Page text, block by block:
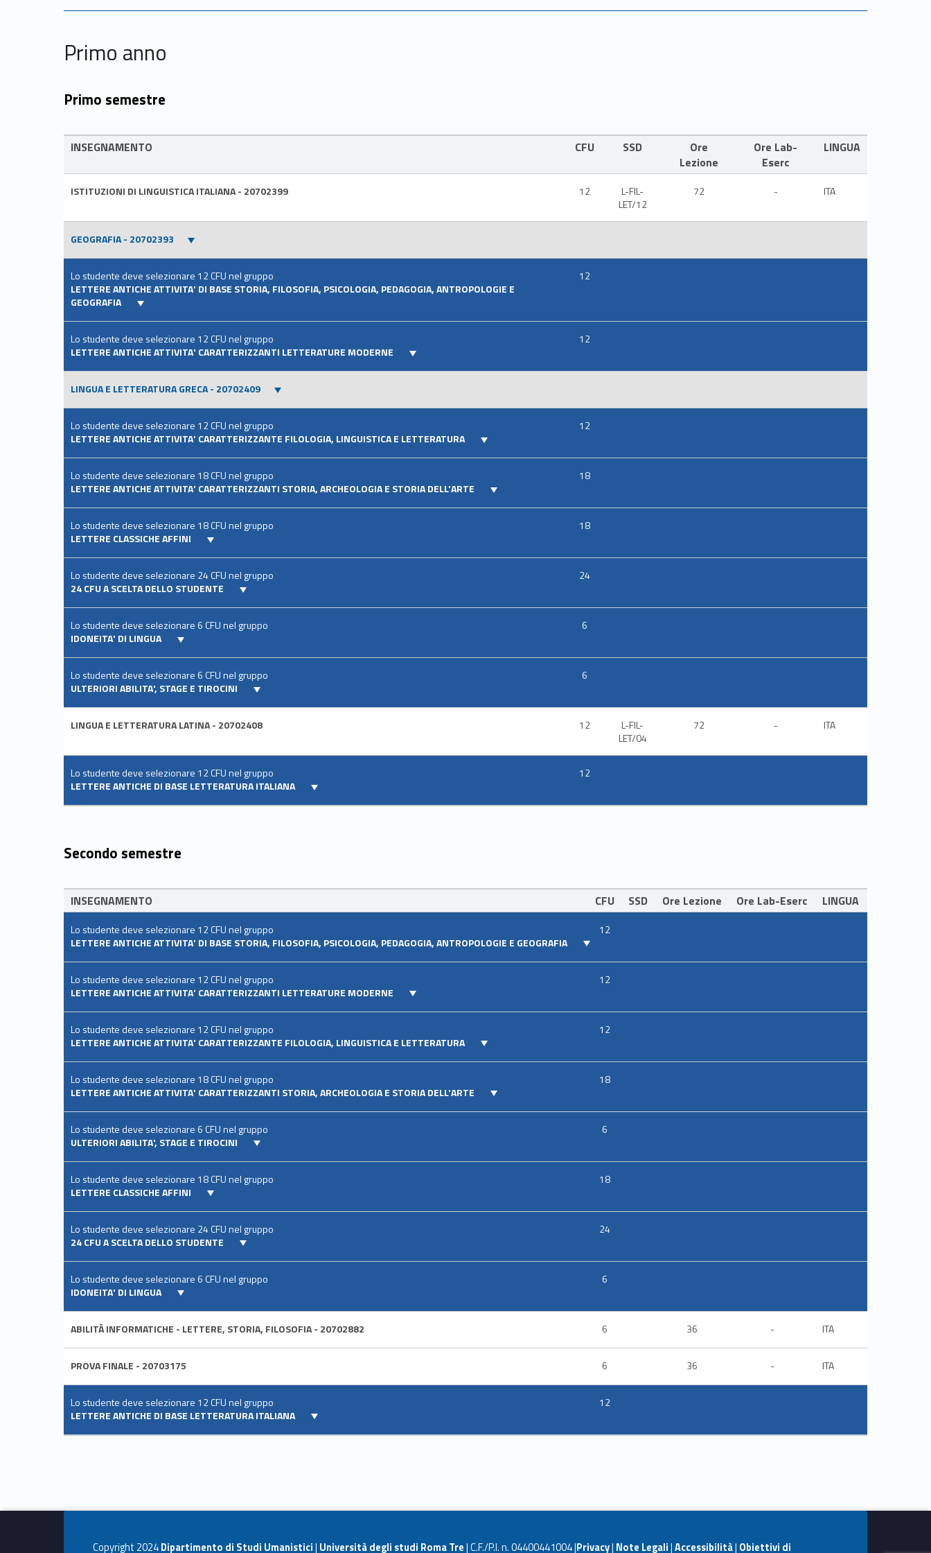
Primo anno
Primo semestre
INSEGNAMENTO CFU SSD
Ore
Lezione
Ore Lab-
Eserc
LINGUA
ISTITUZIONI DI LINGUISTICA ITALIANA - 20702399 12
L-FIL-
LET/12
72 - ITA
GEOGRAFIA - 20702393
Lo studente deve selezionare 12 CFU nel gruppo
LETTERE ANTICHE ATTIVITA' DI BASE STORIA, FILOSOFIA, PSICOLOGIA, PEDAGOGIA, ANTROPOLOGIE E
GEOGRAFIA
12
Lo studente deve selezionare 12 CFU nel gruppo
LETTERE ANTICHE ATTIVITA' CARATTERIZZANTI LETTERATURE MODERNE
12
LINGUA E LETTERATURA GRECA - 20702409
Lo studente deve selezionare 12 CFU nel gruppo
LETTERE ANTICHE ATTIVITA' CARATTERIZZANTE FILOLOGIA, LINGUISTICA E LETTERATURA
12
Lo studente deve selezionare 18 CFU nel gruppo
LETTERE ANTICHE ATTIVITA' CARATTERIZZANTI STORIA, ARCHEOLOGIA E STORIA DELL'ARTE
18
Lo studente deve selezionare 18 CFU nel gruppo
LETTERE CLASSICHE AFFINI
18
Lo studente deve selezionare 24 CFU nel gruppo
24 CFU A SCELTA DELLO STUDENTE
24
Lo studente deve selezionare 6 CFU nel gruppo
IDONEITA' DI LINGUA
6
Lo studente deve selezionare 6 CFU nel gruppo
ULTERIORI ABILITA', STAGE E TIROCINI
6
LINGUA E LETTERATURA LATINA - 20702408 12
L-FIL-
LET/04
72 - ITA
Lo studente deve selezionare 12 CFU nel gruppo
LETTERE ANTICHE DI BASE LETTERATURA ITALIANA
12
Secondo semestre
INSEGNAMENTO CFU SSD Ore Lezione Ore Lab-Eserc LINGUA
Lo studente deve selezionare 12 CFU nel gruppo
LETTERE ANTICHE ATTIVITA' DI BASE STORIA, FILOSOFIA, PSICOLOGIA, PEDAGOGIA, ANTROPOLOGIE E GEOGRAFIA
12
Lo studente deve selezionare 12 CFU nel gruppo
LETTERE ANTICHE ATTIVITA' CARATTERIZZANTI LETTERATURE MODERNE
12
Lo studente deve selezionare 12 CFU nel gruppo
LETTERE ANTICHE ATTIVITA' CARATTERIZZANTE FILOLOGIA, LINGUISTICA E LETTERATURA
12
Lo studente deve selezionare 18 CFU nel gruppo
LETTERE ANTICHE ATTIVITA' CARATTERIZZANTI STORIA, ARCHEOLOGIA E STORIA DELL'ARTE
18
Lo studente deve selezionare 6 CFU nel gruppo
ULTERIORI ABILITA', STAGE E TIROCINI
6
Lo studente deve selezionare 18 CFU nel gruppo
LETTERE CLASSICHE AFFINI
18
Lo studente deve selezionare 24 CFU nel gruppo
24 CFU A SCELTA DELLO STUDENTE
24
Lo studente deve selezionare 6 CFU nel gruppo
IDONEITA' DI LINGUA
6
ABILITÀ INFORMATICHE - LETTERE, STORIA, FILOSOFIA - 20702882 6 36 - ITA
PROVA FINALE - 20703175 6 36 - ITA
Lo studente deve selezionare 12 CFU nel gruppo
LETTERE ANTICHE DI BASE LETTERATURA ITALIANA
12
Copyright 2024Dipartimento di Studi Umanistici| Università degli studi Roma Tre| C.F./P.I. n. 04400441004 |Privacy| Note Legali|Accessibilità| Obiettivi di